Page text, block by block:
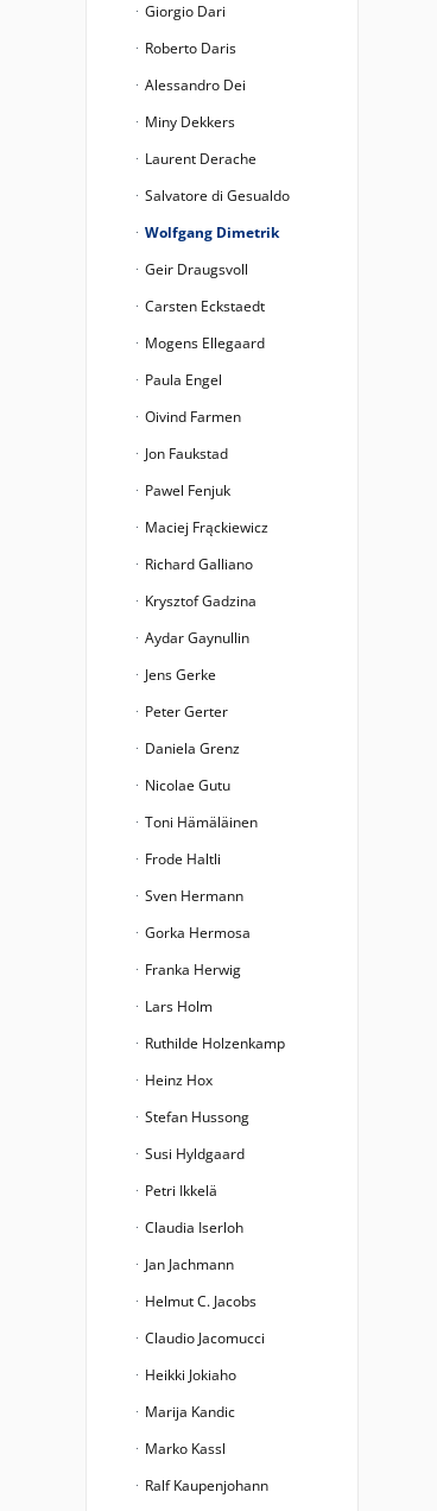
Giorgio Dari
Roberto Daris
Alessandro Dei
Miny Dekkers
Laurent Derache
Salvatore di Gesualdo
Wolfgang Dimetrik
Geir Draugsvoll
Carsten Eckstaedt
Mogens Ellegaard
Paula Engel
Oivind Farmen
Jon Faukstad
Pawel Fenjuk
Maciej Frąckiewicz
Richard Galliano
Krysztof Gadzina
Aydar Gaynullin
Jens Gerke
Peter Gerter
Daniela Grenz
Nicolae Gutu
Toni Hämäläinen
Frode Haltli
Sven Hermann
Gorka Hermosa
Franka Herwig
Lars Holm
Ruthilde Holzenkamp
Heinz Hox
Stefan Hussong
Susi Hyldgaard
Petri Ikkelä
Claudia Iserloh
Jan Jachmann
Helmut C. Jacobs
Claudio Jacomucci
Heikki Jokiaho
Marija Kandic
Marko Kassl
Ralf Kaupenjohann